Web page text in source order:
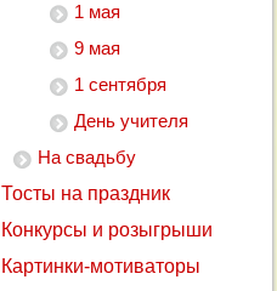
1 мая
9 мая
1 сентября
День учителя
На свадьбу
Тосты на праздник
Конкурсы и розыгрыши
Картинки-мотиваторы